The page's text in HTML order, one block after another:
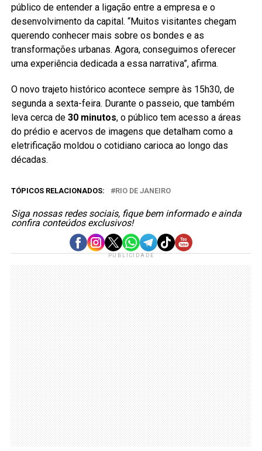
público de entender a ligação entre a empresa e o
desenvolvimento da capital. “Muitos visitantes chegam
querendo conhecer mais sobre os bondes e as
transformações urbanas. Agora, conseguimos oferecer
uma experiência dedicada a essa narrativa”, afirma.
O novo trajeto histórico acontece sempre às 15h30, de
segunda a sexta-feira. Durante o passeio, que também
leva cerca de 30 minutos, o público tem acesso a áreas
do prédio e acervos de imagens que detalham como a
eletrificação moldou o cotidiano carioca ao longo das
décadas.
TÓPICOS RELACIONADOS: RIO DE JANEIRO
Siga nossas redes sociais, fique bem informado e ainda
confira conteúdos exclusivos!
PUBLICIDADE